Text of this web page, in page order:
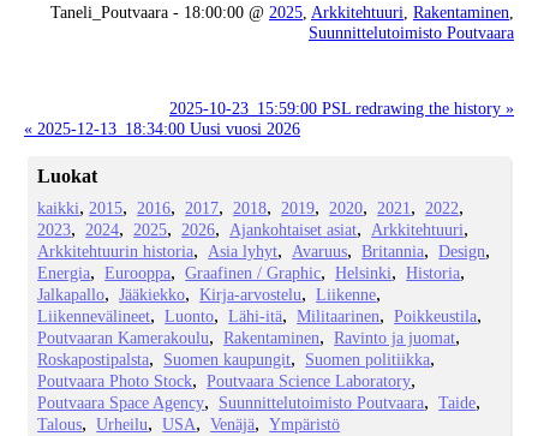
Taneli_Poutvaara - 18:00:00 @ 2025 Arkkitehtuuri Rakentaminen
Suunnittelutoimisto Poutvaara
2025-10-23_15:59:00 PSL redrawing the history »
« 2025-12-13_18:34:00 Uusi vuosi 2026
Luokat
kaikki 2015 2016 2017 2018 2019 2020 2021
2022
2023
2024 2025 2026 Ajankohtaiset asiat
Arkkitehtuuri
Arkkitehtuurin historia
Asia lyhyt Avaruus Britannia
Design
Energia
Eurooppa Graafinen / Graphic Helsinki
Historia
Jalkapallo
Jääkiekko Kirja-arvostelu
Liikenne
Liikennevälineet
Luonto Lähi-itä Militaarinen
Poikkeustila
Poutvaaran Kamerakoulu
Rakentaminen
Ravinto ja juomat
Roskapostipalsta
Suomen kaupungit
Suomen politiikka
Poutvaara Photo Stock
Poutvaara Science Laboratory
Poutvaara Space Agency
Suunnittelutoimisto Poutvaara
Taide
Talous
Urheilu USA Venäjä Ympäristö